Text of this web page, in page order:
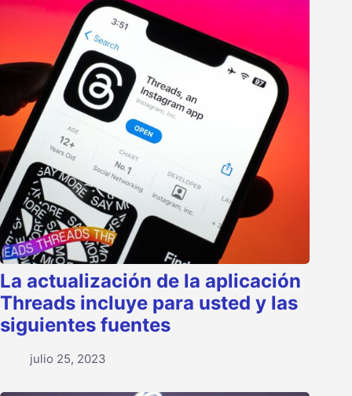
La actualización de la aplicación
Threads incluye para usted y las
siguientes fuentes
julio 25, 2023